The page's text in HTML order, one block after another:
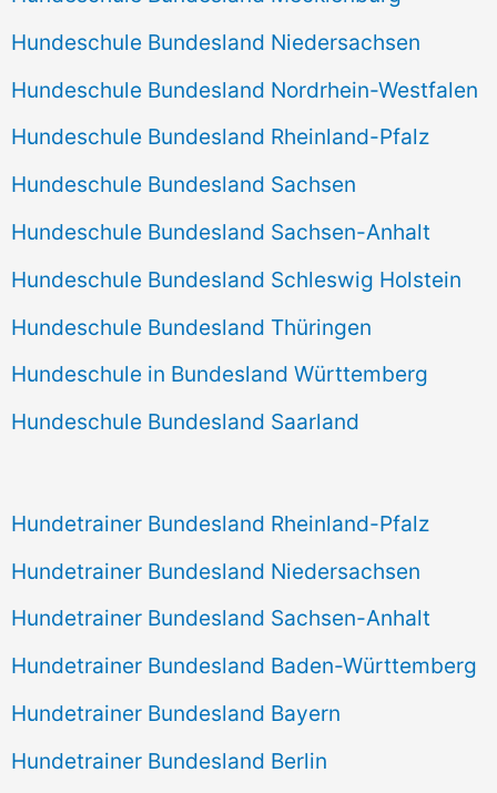
Hundeschule Bundesland Niedersachsen
Hundeschule Bundesland Nordrhein-Westfalen
Hundeschule Bundesland Rheinland-Pfalz
Hundeschule Bundesland Sachsen
Hundeschule Bundesland Sachsen-Anhalt
Hundeschule Bundesland Schleswig Holstein
Hundeschule Bundesland Thüringen
Hundeschule in Bundesland Württemberg
Hundeschule Bundesland Saarland
Hundetrainer Bundesland Rheinland-Pfalz
Hundetrainer Bundesland Niedersachsen
Hundetrainer Bundesland Sachsen-Anhalt
Hundetrainer Bundesland Baden-Württemberg
Hundetrainer Bundesland Bayern
Hundetrainer Bundesland Berlin